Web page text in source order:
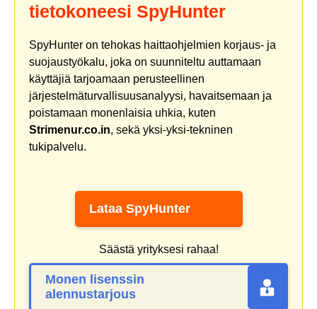
tietokoneesi SpyHunter
SpyHunter on tehokas haittaohjelmien korjaus- ja
suojaustyökalu, joka on suunniteltu auttamaan
käyttäjiä tarjoamaan perusteellinen
järjestelmäturvallisuusanalyysi, havaitsemaan ja
poistamaan monenlaisia uhkia, kuten
Strimenur.co.in, sekä yksi-yksi-tekninen
tukipalvelu.
Lataa SpyHunter
Säästä yrityksesi rahaa!
Monen lisenssin
alennustarjous